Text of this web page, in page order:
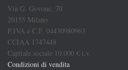
Via G. Govone, 70
20155 Milano
P.IVA e C.F. 04430980963
CCIAA 1747448
Capitale sociale 10.000 € i.v.
Condizioni di vendita